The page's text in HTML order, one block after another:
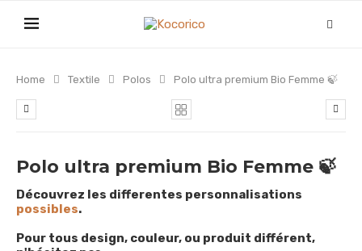
Home Textile Polos Polo ultra premium Bio Femme 🍃
Polo ultra premium Bio Femme 🍃
Découvrez les differentes personnalisations
possibles.
Pour tous design, couleur, ou produit différent,